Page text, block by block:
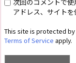
アドレス、サイトを
This site is protected by
Terms of Service apply.